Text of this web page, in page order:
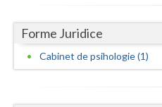
Salaj
Satu-Mare
Forme Juridice
Cabinet de psihologie (1)